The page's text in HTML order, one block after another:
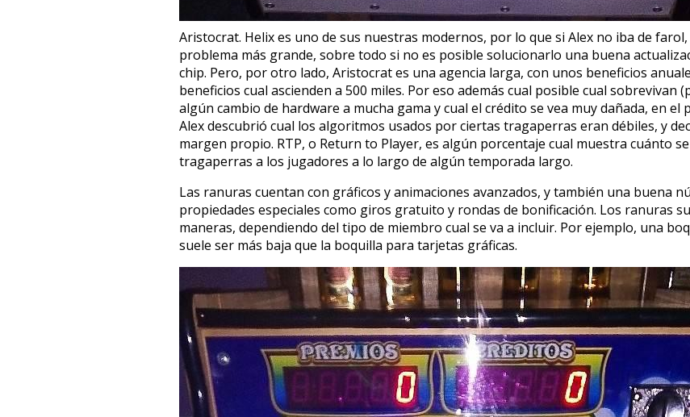
Aristocrat. Helix es uno de sus nuestras modernos, por lo que si Alex no iba de
problema más grande, sobre todo si no es posible solucionarlo una buena
chip. Pero, por otro lado, Aristocrat es una agencia larga, con unos beneficios
beneficios cual ascienden a 500 miles. Por eso además cual posible cual sobrevivan
algún cambio de hardware a mucha gama y cual el crédito se vea muy dañada, en el
Alex descubrió cual los algoritmos usados por ciertas tragaperras eran débiles, y
margen propio. RTP, o Return to Player, es algún porcentaje cual muestra cuánto
tragaperras a los jugadores a lo largo de algún temporada largo.
Las ranuras cuentan con gráficos y animaciones avanzados, y también una buena
propiedades especiales como giros gratuito y rondas de bonificación. Los ranuras
maneras, dependiendo del tipo de miembro cual se va a incluir. Por ejemplo, una
suele ser más baja que la boquilla para tarjetas gráficas.